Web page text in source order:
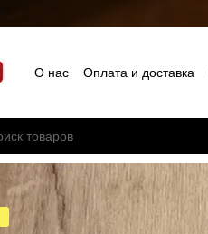
О нас Оплата и доставка